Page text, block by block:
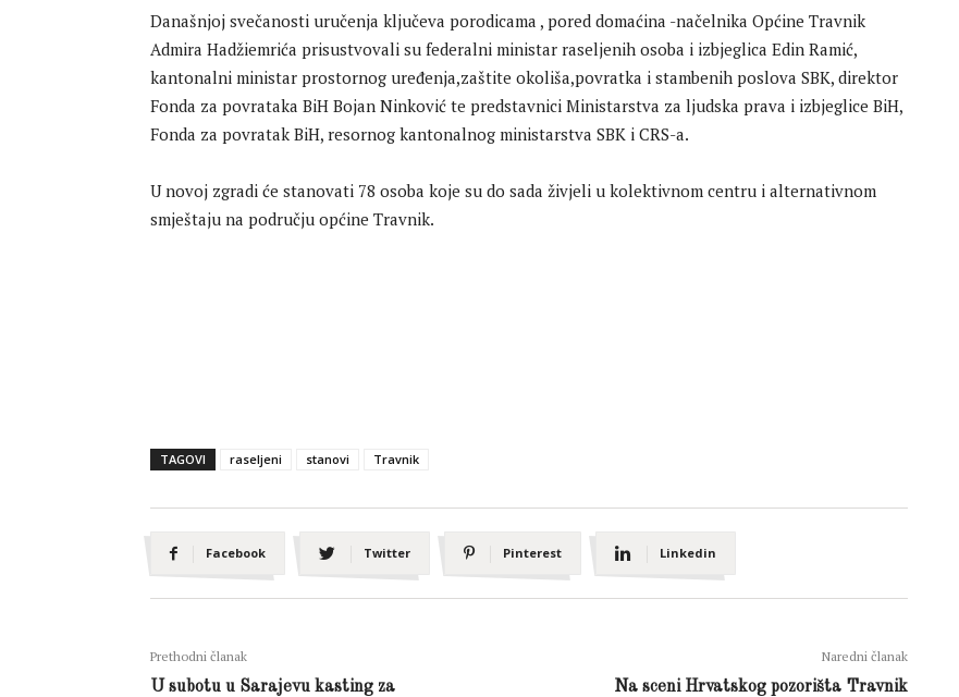
Današnjoj svečanosti uručenja ključeva porodicama , pored domaćina -načelnika Općine Travnik
Admira Hadžiemrića prisustvovali su federalni ministar raseljenih osoba i izbjeglica Edin Ramić,
kantonalni ministar prostornog uređenja,zaštite okoliša,povratka i stambenih poslova SBK, direktor
Fonda za povrataka BiH Bojan Ninković te predstavnici Ministarstva za ljudska prava i izbjeglice BiH,
Fonda za povratak BiH, resornog kantonalnog ministarstva SBK i CRS-a.
U novoj zgradi će stanovati 78 osoba koje su do sada živjeli u kolektivnom centru i alternativnom
smještaju na području općine Travnik.
TAGOVI raseljeni stanovi Travnik
Facebook Twitter Pinterest Linkedin
Prethodni članak
U subotu u Sarajevu kasting za
Naredni članak
Na sceni Hrvatskog pozorišta Travnik